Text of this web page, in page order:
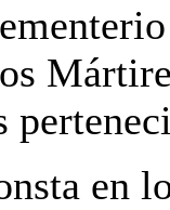
en